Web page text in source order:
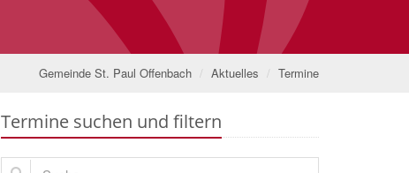
Gemeinde St. Paul Offenbach Aktuelles Termine
Termine suchen und filtern
Suche